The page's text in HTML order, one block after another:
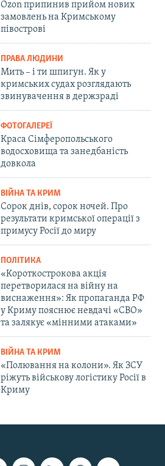
Ozon припинив прийом нових
замовлень на Кримському
півострові
ПРАВА ЛЮДИНИ
Мить – і ти шпигун. Як у
кримських судах розглядають
звинувачення в держзраді
ФОТОГАЛЕРЕЇ
Краса Сімферопольського
водосховища та занедбаність
довкола
ВІЙНА ТА КРИМ
Сорок днів, сорок ночей. Про
результати кримської операції з
примусу Росії до миру
ПОЛІТИКА
«Короткострокова акція
перетворилася на війну на
виснаження»: Як пропаганда РФ
у Криму пояснює невдачі «СВО»
та залякує «мінними атаками»
ВІЙНА ТА КРИМ
«Полювання на колони». Як ЗСУ
ріжуть військову логістику Росії в
Криму